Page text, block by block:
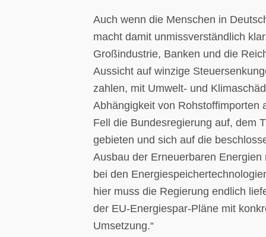
Auch wenn die Menschen in
macht damit unmissverständlich
Großindustrie, Banken und die
Aussicht auf winzige
zahlen, mit Umwelt- und
Abhängigkeit von Rohstoffimporten
Fell die Bundesregierung auf, dem
gebieten und sich auf die
Ausbau der Erneuerbaren
bei den
hier muss die Regierung endlich
der EU-Energiespar-Pläne mit
Umsetzung.“